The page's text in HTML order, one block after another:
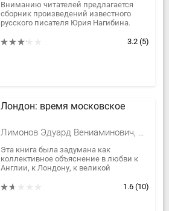
Вниманию читателей предлагается
сборник произведений известного
русского писателя Юрия Нагибина.
3.2 (5)
Лондон: время московское
Лимонов Эдуард Вениаминович, Степнова Марина Львовна, Быков Дмитрий Львович, Матвеева Анна Александровна, Панюшкин Валерий Валерьевич, Кабаков Александр Абрамович, Терехов Александр Михайлович, Жужа Д., Грин Джонатан, Пятигорский Александр Моисеевич, Мамлеев Юрий Витальевич, Максим Котин, Лобанов-Ростовский Никита, Уоррен Каарон, МакДугалл Екатерина, Жадан Сергей Викторович, Гиголашвили Михаил Георгиевич, Клавихо-Телепнев Владимир, Зиник Зиновий Ефимович, Голигорский Юрий Самуилович, Силюнас Анна, Бессмертный Борис, Райх Элла, Мэтьюс Оуэн, Ипполитов Аркадий Викторович, Мур Дэвид Томас, Блэк Арчи, Голдсмит Мишель, Лэнгтон Сара Энн, Сакси Эстер
Эта книга была задумана как
коллективное объяснение в любви к
Англии, к Лондону, к великой
русских писателей всегда были
1.6 (10)